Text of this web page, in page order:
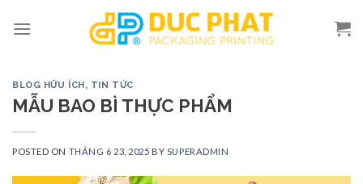
BLOG HỮU ÍCH, TIN TỨC
MẪU BAO BÌ THỰC PHẨM
POSTED ON THÁNG 6 23, 2025 BY SUPERADMIN